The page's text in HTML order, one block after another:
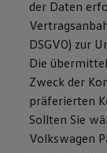
Magazin
der Daten
DSGVO) zur
Die
Zweck der
präferierten
Sollten Sie
Volkswagen